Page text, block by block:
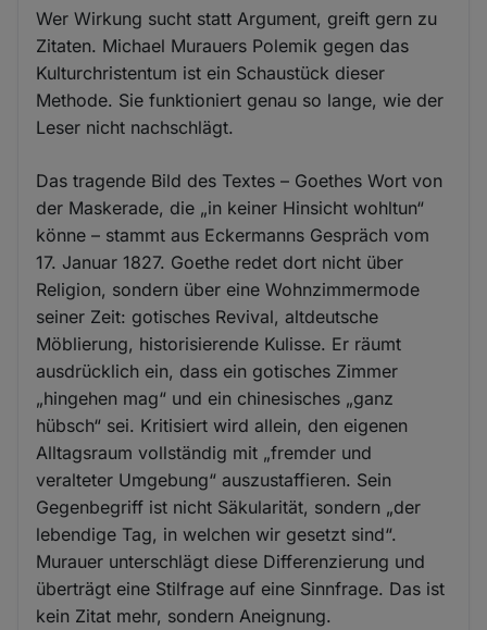
Wer Wirkung sucht statt Argument, greift gern zu
Zitaten. Michael Murauers Polemik gegen das
Kulturchristentum ist ein Schaustück dieser
Methode. Sie funktioniert genau so lange, wie der
Leser nicht nachschlägt.
Das tragende Bild des Textes – Goethes Wort von
der Maskerade, die „in keiner Hinsicht wohltun“
könne – stammt aus Eckermanns Gespräch vom
17. Januar 1827. Goethe redet dort nicht über
Religion, sondern über eine Wohnzimmermode
seiner Zeit: gotisches Revival, altdeutsche
Möblierung, historisierende Kulisse. Er räumt
ausdrücklich ein, dass ein gotisches Zimmer
„hingehen mag“ und ein chinesisches „ganz
hübsch“ sei. Kritisiert wird allein, den eigenen
Alltagsraum vollständig mit „fremder und
veralteter Umgebung“ auszustaffieren. Sein
Gegenbegriff ist nicht Säkularität, sondern „der
lebendige Tag, in welchen wir gesetzt sind“.
Murauer unterschlägt diese Differenzierung und
überträgt eine Stilfrage auf eine Sinnfrage. Das ist
kein Zitat mehr, sondern Aneignung.